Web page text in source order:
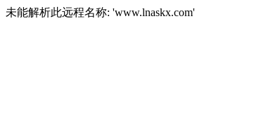
未能解析此远程名称: 'www.lnaskx.com'